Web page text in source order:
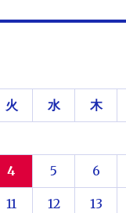
火 水 木
4 5 6
11 12 13